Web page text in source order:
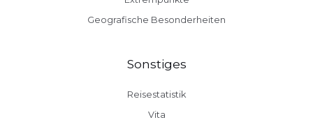
Geografische Besonderheiten
Sonstiges
Reisestatistik
Vita